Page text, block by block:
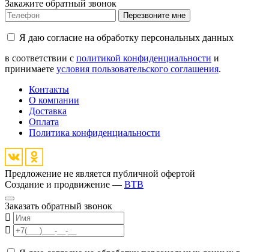
Закажите обратный звонок
Перезвоните мне
Я даю согласие на обработку персональных данных
в соответствии с политикой конфиденциальности и
принимаете условия пользовательского соглашения.
Контакты
О компании
Доставка
Оплата
Политика конфиденциальности
Предложение не является публичной офертой
Создание и продвижение — BTB
Заказать обратный звонок